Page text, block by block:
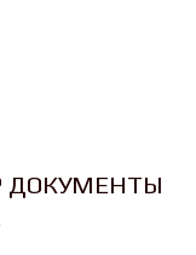
ДОКУМЕНТЫ